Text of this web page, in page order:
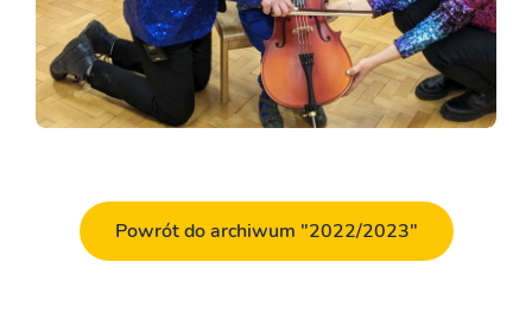
Powrót do archiwum "2022/2023"